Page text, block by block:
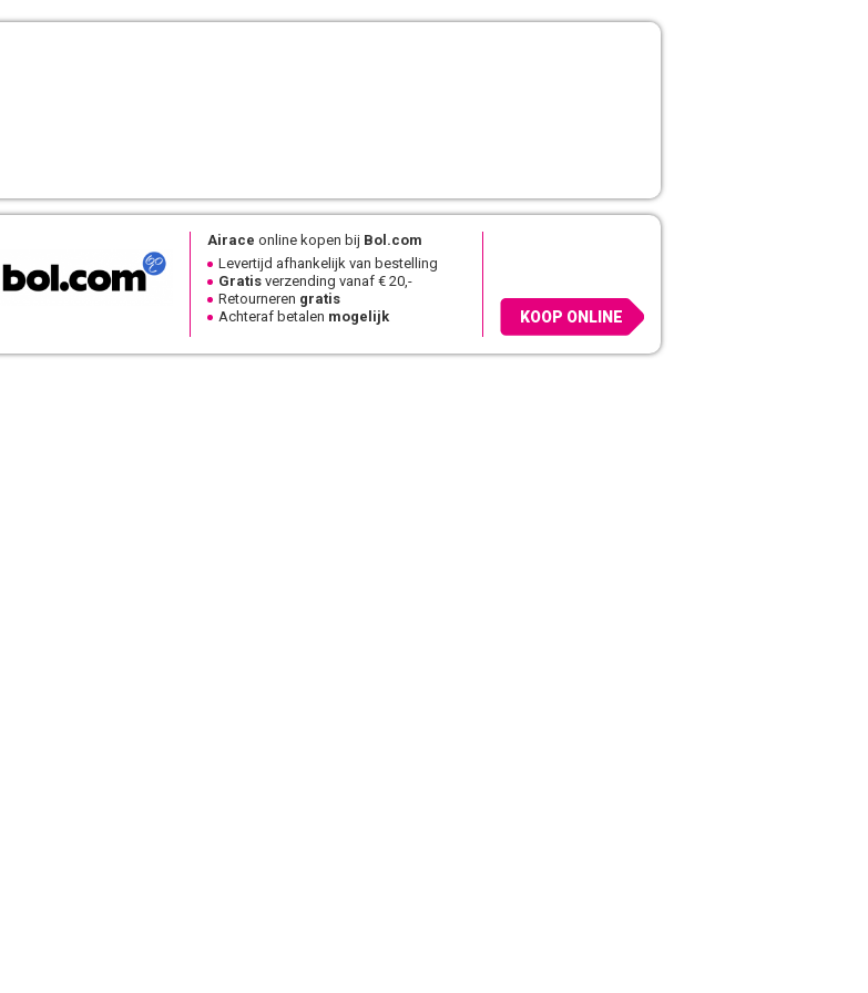
Airace online kopen bij Bol.com
Levertijd afhankelijk van bestelling
Gratis verzending vanaf € 20,-
Retourneren gratis
Achteraf betalen mogelijk KOOP ONLINE